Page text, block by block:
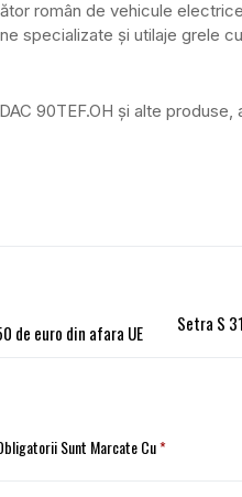
român de vehicule
specializate și utilaje grele
90TEF.OH și alte produse,
de euro din afara UE
Setra S
Sunt Marcate Cu*